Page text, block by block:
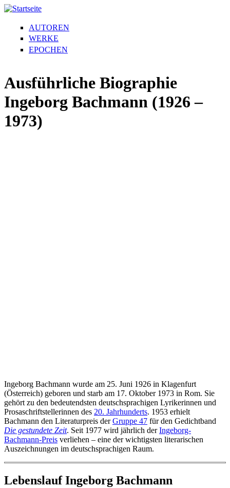
AUTOREN
WERKE
EPOCHEN
Ausführliche Biographie
Ingeborg Bachmann (1926 –
1973)
Ingeborg Bachmann wurde am 25. Juni 1926 in Klagenfurt
(Österreich) geboren und starb am 17. Oktober 1973 in Rom. Sie
gehört zu den bedeutendsten deutschsprachigen Lyrikerinnen und
Prosaschriftstellerinnen des 20. Jahrhunderts. 1953 erhielt
Bachmann den Literaturpreis derGruppe 47 für den Gedichtband
Die gestundete Zeit. Seit 1977 wird jährlich derIngeborg-
Bachmann-Preis verliehen – eine der wichtigsten literarischen
Auszeichnungen im deutschsprachigen Raum.
Lebenslauf Ingeborg Bachmann